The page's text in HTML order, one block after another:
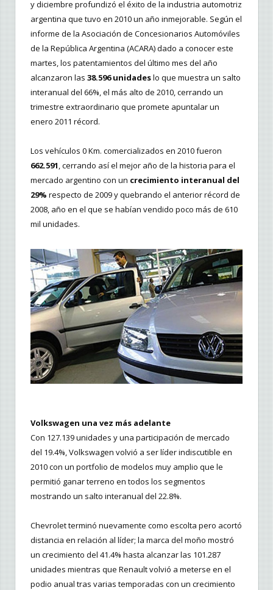
y diciembre profundizó el éxito de la industria automotriz
argentina que tuvo en 2010 un año inmejorable. Según el
informe de la Asociación de Concesionarios Automóviles
de la República Argentina (ACARA) dado a conocer este
martes, los patentamientos del último mes del año
alcanzaron las 38.596 unidadeslo que muestra un salto
interanual del 66%, el más alto de 2010, cerrando un
trimestre extraordinario que promete apuntalar un
enero 2011 récord.
Los vehículos 0 Km. comercializados en 2010 fueron
662.591, cerrando así el mejor año de la historia para el
mercado argentino con un crecimiento interanual del
29% respecto de 2009 y quebrando el anterior récord de
2008, año en el que se habían vendido poco más de 610
mil unidades.
Volkswagen una vez más adelante
Con 127.139 unidades y una participación de mercado
del 19.4%, Volkswagen volvió a ser líder indiscutible en
2010 con un portfolio de modelos muy amplio que le
permitió ganar terreno en todos los segmentos
mostrando un salto interanual del 22.8%.
Chevrolet terminó nuevamente como escolta pero acortó
distancia en relación al líder; la marca del moño mostró
un crecimiento del 41.4% hasta alcanzar las 101.287
unidades mientras que Renault volvió a meterse en el
podio anual tras varias temporadas con un crecimiento